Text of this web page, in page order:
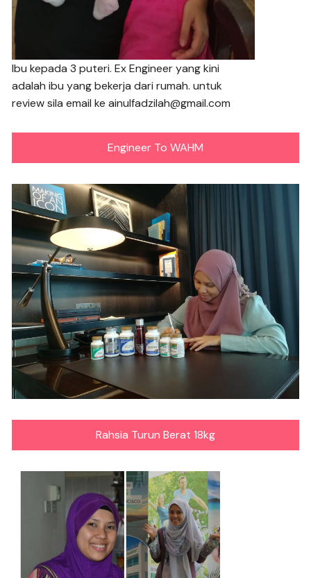
Ibu kepada 3 puteri. Ex Engineer yang kini
adalah ibu yang bekerja dari rumah. untuk
review sila email ke ainulfadzilah@gmail.com
Engineer To WAHM
Rahsia Turun Berat 18kg